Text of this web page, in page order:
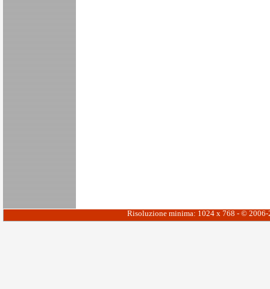
Risoluzione minima: 1024 x 768 - ©